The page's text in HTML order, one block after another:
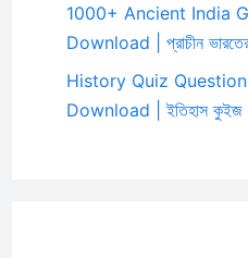
1000+ Ancient India
Download | প্রাচীন
History Quiz
Download | ইতিহাস কুইজ